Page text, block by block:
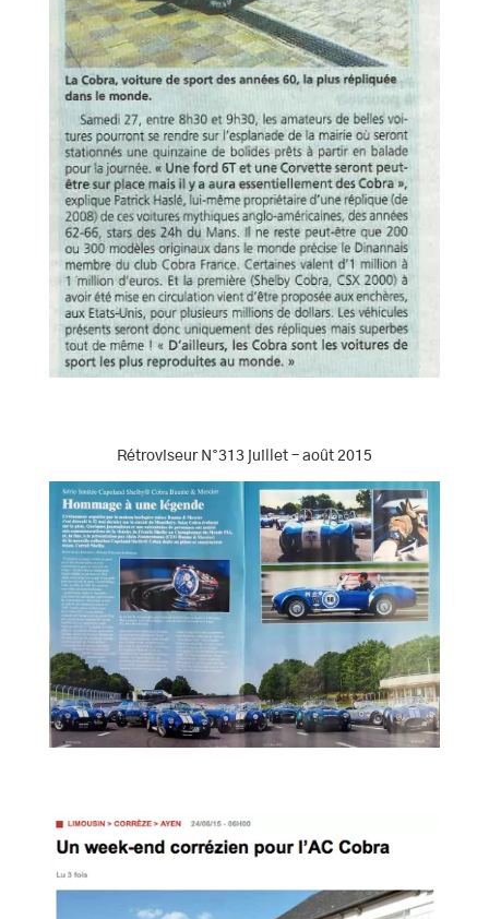
Rétroviseur N°313 juillet – août 2015